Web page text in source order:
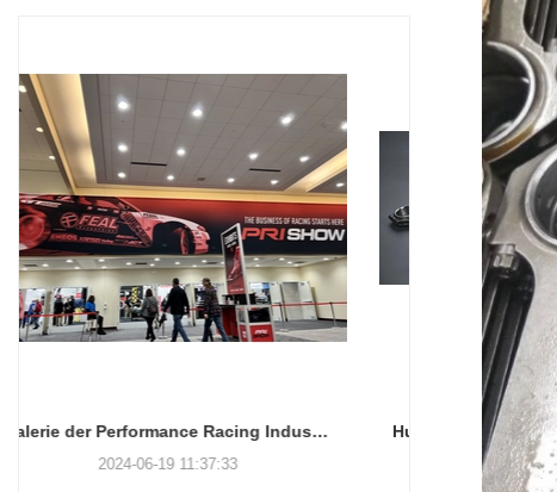
mm / 0,7795 "Kleine
Endbohrung Durchmesser:
Endbreite: 19,8 mm
/ 0,7795 "Strahlstil: H-Beam
2026-07-03 15:19:28